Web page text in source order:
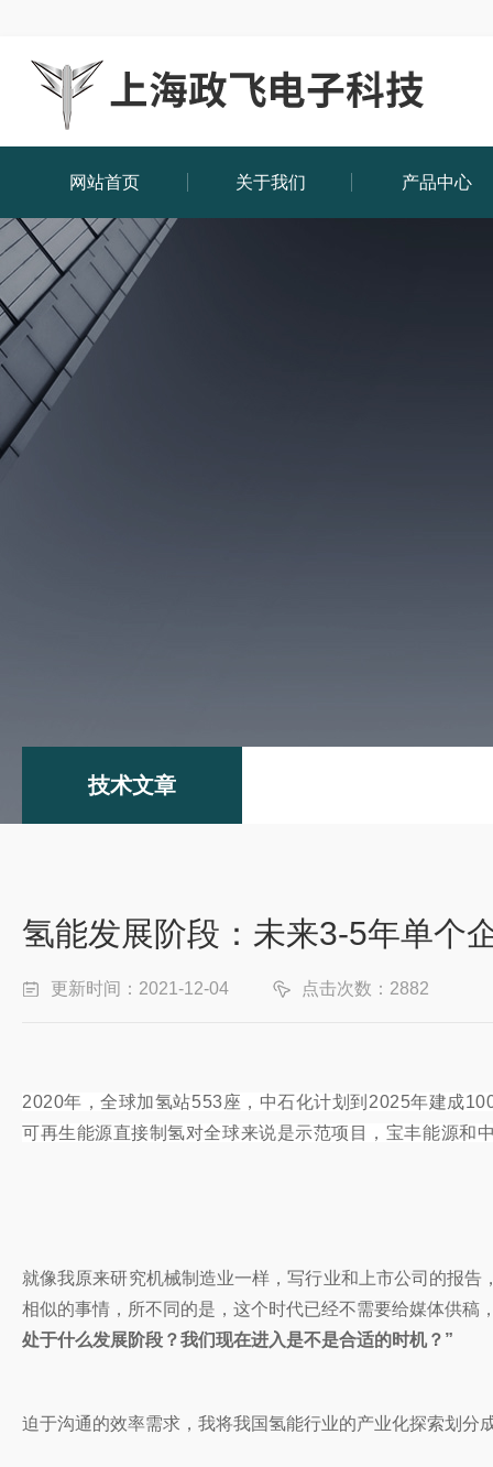
网站首页 关于我们 产品中心
技术文章
氢能发展阶段：未来3-5年单个
更新时间：2021-12-04 点击次数：2882
2020年，全球加氢站553座，中石化计划到2025年建成
可再生能源直接制氢对全球来说是示范项目，宝丰能源
就像我原来研究机械制造业一样，写行业和上市公司的报
相似的事情，所不同的是，这个时代已经不需要给媒体供
处于什么发展阶段？我们现在进入是不是合适的时机？ ”
迫于沟通的效率需求，我将我国氢能行业的产业化探索划